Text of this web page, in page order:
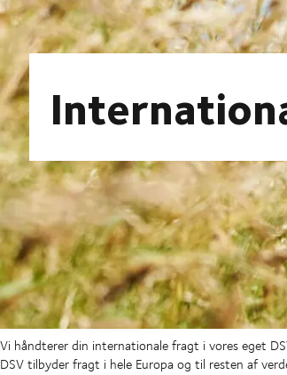
Vi håndterer din internationale fragt i vores eget
DSV tilbyder fragt i hele Europa og til resten af